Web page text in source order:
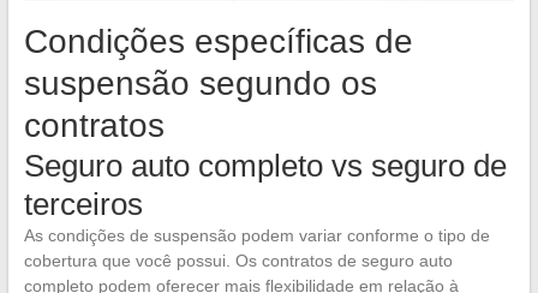
Condições específicas de
suspensão segundo os
contratos
Seguro auto completo vs seguro de
terceiros
As condições de suspensão podem variar conforme o tipo de
cobertura que você possui. Os contratos de seguro auto
completo podem oferecer mais flexibilidade em relação à